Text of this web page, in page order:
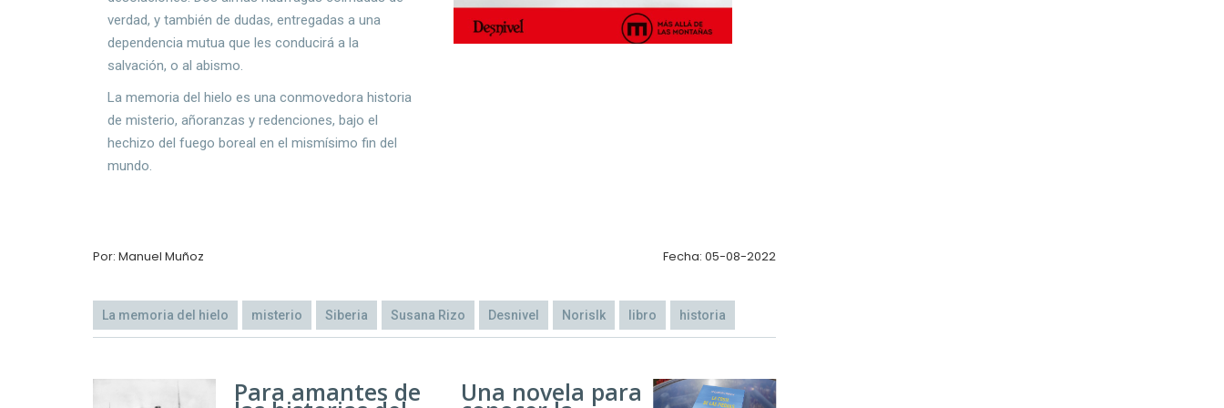
verdad, y también de dudas, entregadas a una
dependencia mutua que les conducirá a la
salvación, o al abismo.
La memoria del hielo es una conmovedora historia
de misterio, añoranzas y redenciones, bajo el
hechizo del fuego boreal en el mismísimo fin del
mundo.
Por: Manuel Muñoz Fecha: 05-08-2022
La memoria del hielo misterio Siberia Susana Rizo Desnivel Norislk libro historia
Para amantes de Una novela para